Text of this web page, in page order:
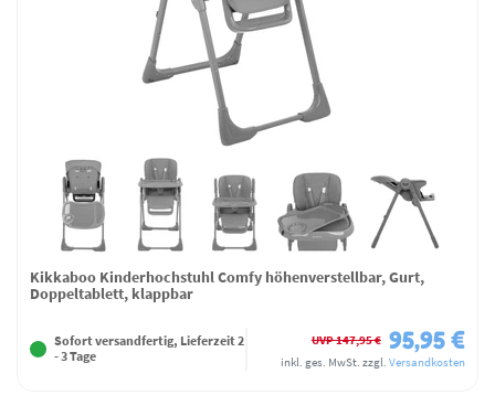
Kikkaboo Kinderhochstuhl Comfy höhenverstellbar, Gurt,
Doppeltablett, klappbar
Sofort versandfertig, Lieferzeit 2
- 3 Tage
UVP 147,95 € 95,95 €
inkl. ges. MwSt. zzgl. Versandkosten